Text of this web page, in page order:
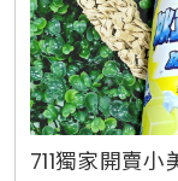
711獨家開賣